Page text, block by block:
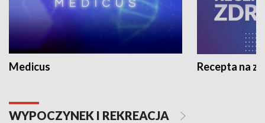
Medicus Recepta na
WYPOCZYNEK I REKREACJA